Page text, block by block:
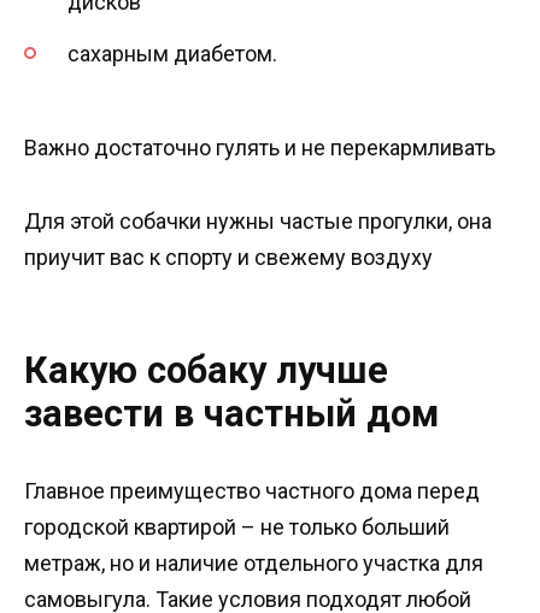
сахарным диабетом.
Важно достаточно гулять и не перекармливать
Для этой собачки нужны частые прогулки, она
приучит вас к спорту и свежему воздуху
Какую собаку лучше
завести в частный дом
Главное преимущество частного дома перед
городской квартирой – не только больший
метраж, но и наличие отдельного участка для
самовыгула. Такие условия подходят любой